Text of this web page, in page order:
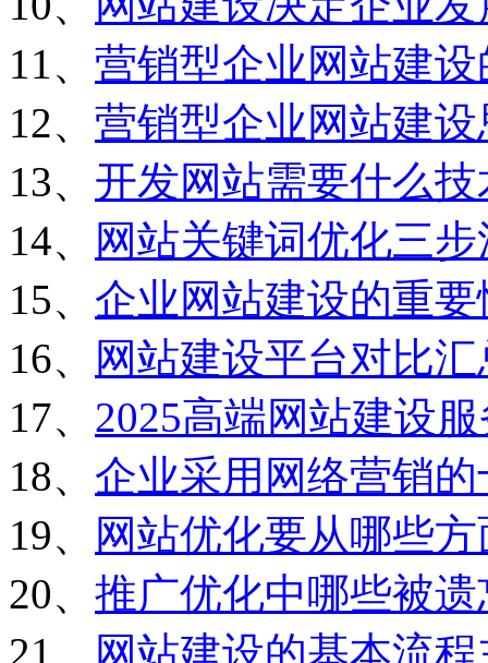
11、 营销型企业网站建
12、 营销型企业网站建设
13、 开发网站需要什么技
14、
网站关键词优化三步
15、 企业网站建设的重要
16、
网站建设平台对比汇
17、 2025高端网站建设
18、 企业采用网络营销
19、
网站优化要从哪些
20、 推广优化中哪些被
21、
网站建设的基本流